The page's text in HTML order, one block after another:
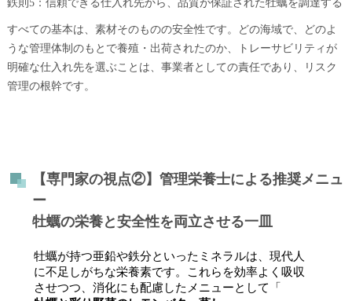
鉄則5：信頼できる仕入れ先から、品質が保証された牡蠣を調達する
すべての基本は、素材そのものの安全性です。どの海域で、どのよ
うな管理体制のもとで養殖・出荷されたのか、トレーサビリティが
明確な仕入れ先を選ぶことは、事業者としての責任であり、リスク
管理の根幹です。
【専門家の視点②】管理栄養士による推奨メニュ
ー
牡蠣の栄養と安全性を両立させる一皿
牡蠣が持つ亜鉛や鉄分といったミネラルは、現代人
に不足しがちな栄養素です。これらを効率よく吸収
させつつ、消化にも配慮したメニューとして「